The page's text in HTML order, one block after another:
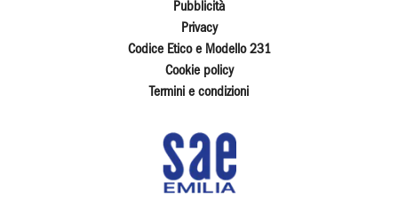
Pubblicità
Privacy
Codice Etico e Modello 231
Cookie policy
Termini e condizioni